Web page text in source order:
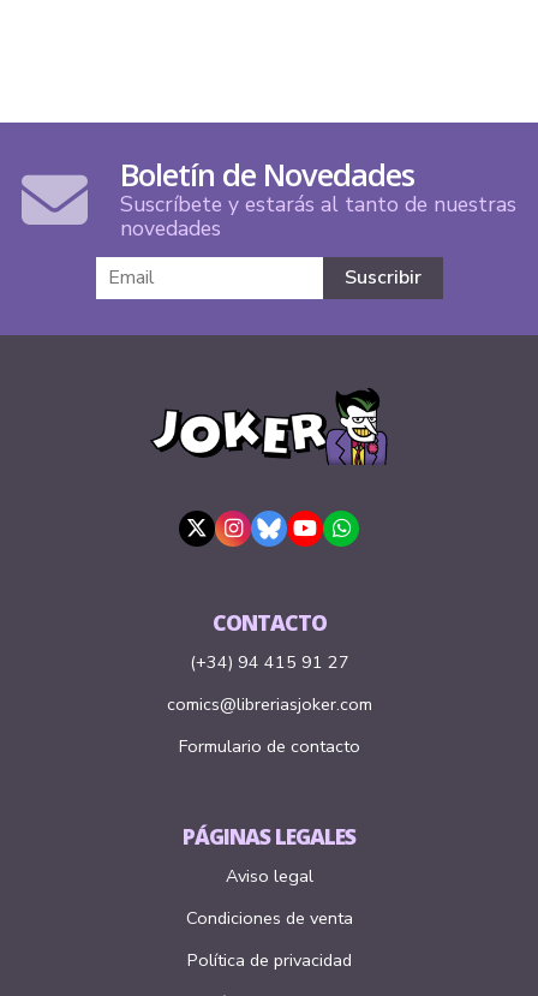
Boletín de Novedades
Suscríbete y estarás al tanto de nuestras
novedades
CONTACTO
(+34) 94 415 91 27
comics@libreriasjoker.com
Formulario de contacto
PÁGINAS LEGALES
Aviso legal
Condiciones de venta
Política de privacidad